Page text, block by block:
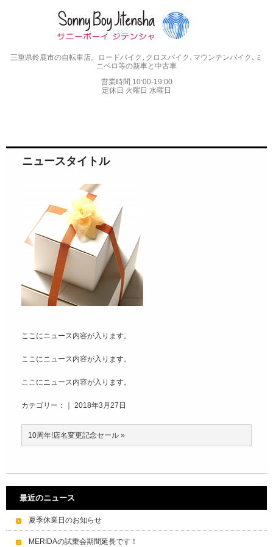
三重県鈴鹿市の自転車店。ロードバイク､クロスバイク､マウンテンバイク､ミ
ニベロ等の新車と中古車
営業時間 10:00-19:00
定休日 火曜日 水曜日
ニュースタイトル
ここにニュース内容が入ります。
ここにニュース内容が入ります。
ここにニュース内容が入ります。
カテゴリー：｜ 2018年3月27日
10周年!店名変更記念セール »
最近のニュース
夏季休業日のお知らせ
MERIDAの試乗会期間延長です！